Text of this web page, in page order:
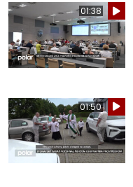
01:38
01:50